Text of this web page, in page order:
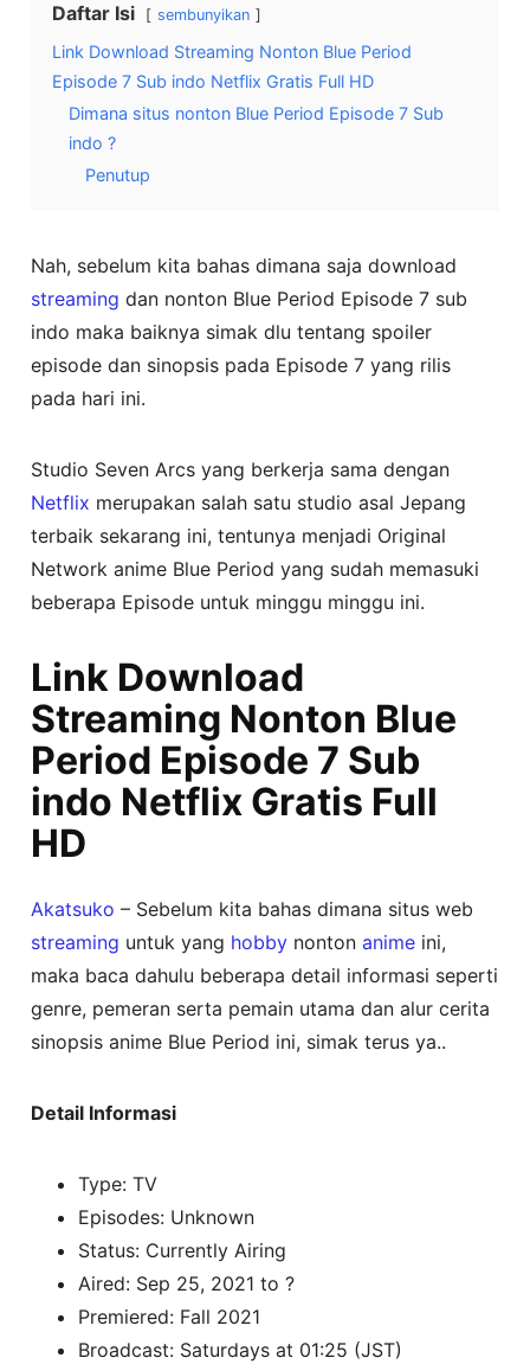
Daftar Isi sembunyikan
Link Download Streaming Nonton Blue Period
Episode 7 Sub indo Netflix Gratis Full HD
Dimana situs nonton Blue Period Episode 7 Sub
indo ?
Penutup
Nah, sebelum kita bahas dimana saja download
streaming dan nonton Blue Period Episode 7 sub
indo maka baiknya simak dlu tentang spoiler
episode dan sinopsis pada Episode 7 yang rilis
pada hari ini.
Studio Seven Arcs yang berkerja sama dengan
Netflix merupakan salah satu studio asal Jepang
terbaik sekarang ini, tentunya menjadi Original
Network anime Blue Period yang sudah memasuki
beberapa Episode untuk minggu minggu ini.
Link Download
Streaming Nonton Blue
Period Episode 7 Sub
indo Netflix Gratis Full
HD
Akatsuko – Sebelum kita bahas dimana situs web
streaming untuk yang hobby nontonanime ini,
maka baca dahulu beberapa detail informasi seperti
genre, pemeran serta pemain utama dan alur cerita
sinopsis anime Blue Period ini, simak terus ya..
Detail Informasi
Type: TV
Episodes: Unknown
Status: Currently Airing
Aired: Sep 25, 2021 to ?
Premiered: Fall 2021
Broadcast: Saturdays at 01:25 (JST)